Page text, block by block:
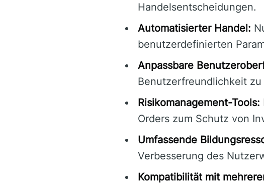
Handelsentscheidungen.
Automatisierter Handel:
benutzerdefinierten
Anpassbare
Benutzerfreundlichkeit zu
Risikomanagement-Tools:
Orders zum Schutz von
Umfassende
Verbesserung des
Kompatibilität mit